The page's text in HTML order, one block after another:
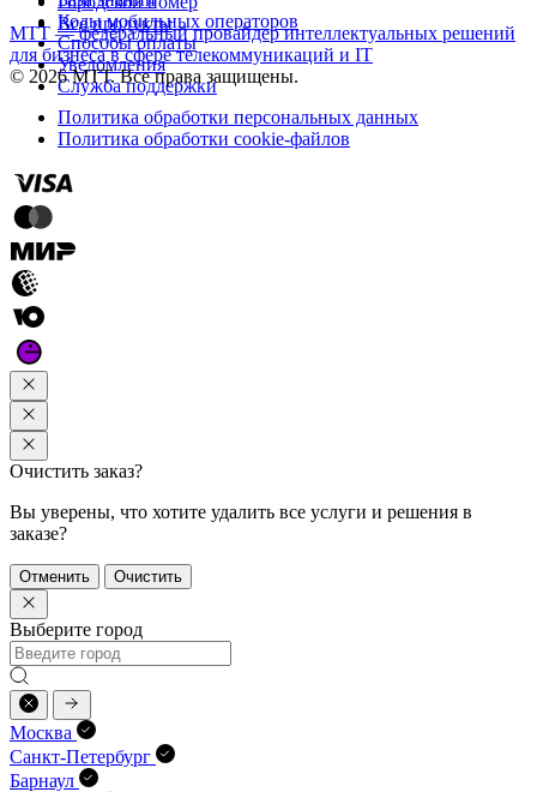
Все продукты
Коды мобильных операторов
Способы оплаты
Уведомления
Служба поддержки
МТТ — федеральный провайдер интеллектуальных решений
для бизнеса в сфере телекоммуникаций и IT
© 2026 МТТ. Все права защищены.
Политика обработки персональных данных
Политика обработки cookie-файлов
Очистить заказ?
Вы уверены, что хотите удалить все услуги и решения в
заказе?
Отменить Очистить
Выберите город
Москва
Санкт-Петербург
Барнаул